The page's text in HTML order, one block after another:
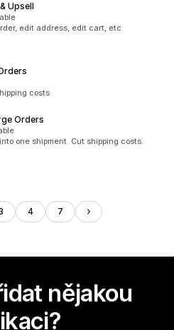
Upsell
edit address, edit cart, etc
costs
Orders
one shipment. Cut shipping costs.
4 7
nějakou